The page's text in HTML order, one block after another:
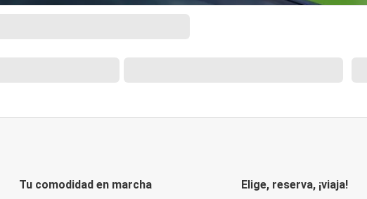
Tu comodidad en marcha Elige, reserva, ¡viaja!